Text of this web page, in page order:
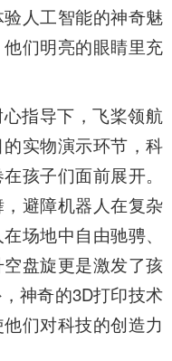
人工智能的神奇魅
们明亮的眼睛里充
指导下，飞桨领航
实物演示环节，科
孩子们面前展开。
避障机器人在复杂
场地中自由驰骋、
盘旋更是激发了孩
神奇的3D打印技术
们对科技的创造力